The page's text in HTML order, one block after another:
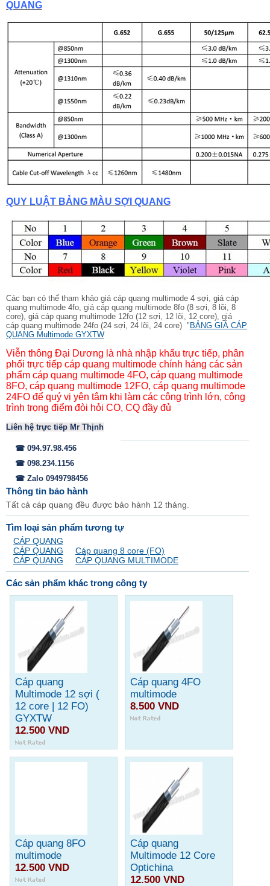
QUANG
QUY LUẬT BẢNG MÀU SỢI QUANG
Các bạn có thể tham khảo giá cáp quang multimode 4 sợi, giá cáp
quang multimode 4fo, giá cáp quang multimode 8fo (8 sợi, 8 lõi, 8
core), giá cáp quang multimode 12fo (12 sợi, 12 lõi, 12 core), giá
cáp quang multimode 24fo (24 sợi, 24 lõi, 24 core) " BẢNG GIÁ CÁP
QUANG Multimode GYXTW
Viễn thông Đại Dương là nhà nhập khẩu trực tiếp, phân
phối trực tiếp cáp quang multimode chính háng các sản
phẩm cáp quang multimode 4FO, cáp quang multimode
8FO, cáp quang multimode 12FO, cáp quang multimode
24FO để quý vị yên tâm khi làm các công trình lớn, công
trình trọng điểm đòi hỏi CO, CQ đầy đủ
Liên hệ trực tiếp Mr Thịnh
☎ 094.97.98.456
☎ 098.234.1156
☎ Zalo 0949798456
Thông tin bảo hành
Tất cả cáp quang đều được bảo hành 12 tháng.
Tìm loại sản phẩm tương tự
CÁP QUANG
CÁP QUANG
Cáp quang 8 core (FO)
CÁP QUANG
CÁP QUANG MULTIMODE
Các sản phẩm khác trong công ty
Cáp quang
Multimode 12 sợi (
12 core | 12 FO)
GYXTW
12.500 VND
Cáp quang 4FO
multimode
8.500 VND
Cáp quang 8FO
multimode
12.500 VND
Cáp quang
Multimode 12 Core
Optichina
12.500 VND